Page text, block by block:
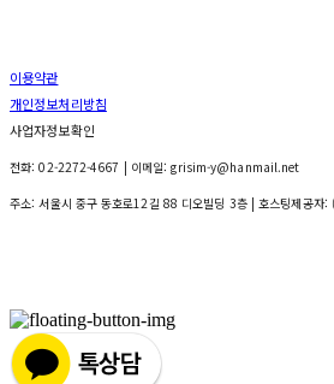
이용약관
개인정보처리방침
사업자정보확인
전화: 02-2272-4667 | 이메일: grisim-y@hanmail.net
주소: 서울시 중구 동호로12길 88 디오빌딩 3층| 호스팅제공자: